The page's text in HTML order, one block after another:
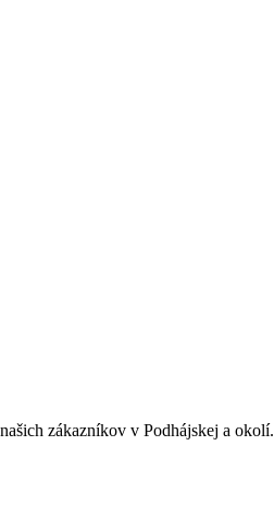
zákazníkov v Podhájskej a okolí.